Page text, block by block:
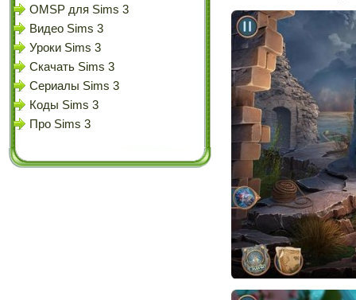
OMSP для Sims 3
Видео Sims 3
Уроки Sims 3
Скачать Sims 3
Сериалы Sims 3
Коды Sims 3
Про Sims 3